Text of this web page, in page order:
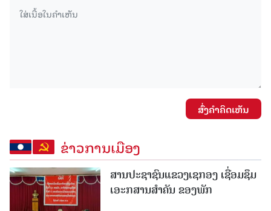
ສົ່ງຄໍາຄິດເຫັນ
ຂ່າວການເມືອງ
ສານປະຊາຊົນແຂວງເຊກອງ ເຊື່ອມຊຶມ
ເອະກສານສໍາຄັນ ຂອງພັກ